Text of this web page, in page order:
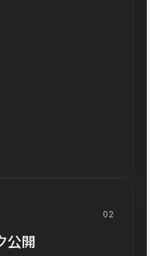
02
公開